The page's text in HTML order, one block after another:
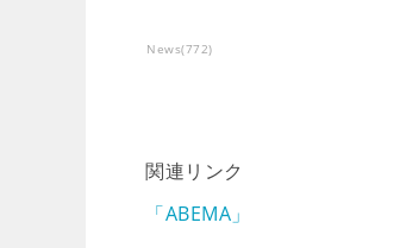
News(772)
関連リンク
「ABEMA」